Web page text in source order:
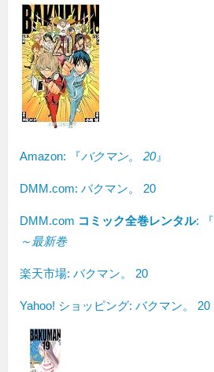
Amazon: 『バクマン。 20』
DMM.com: バクマン。 20
DMM.com コミック全巻レンタル: 『
～最新巻
楽天市場: バクマン。 20
Yahoo! ショッピング: バクマン。 20